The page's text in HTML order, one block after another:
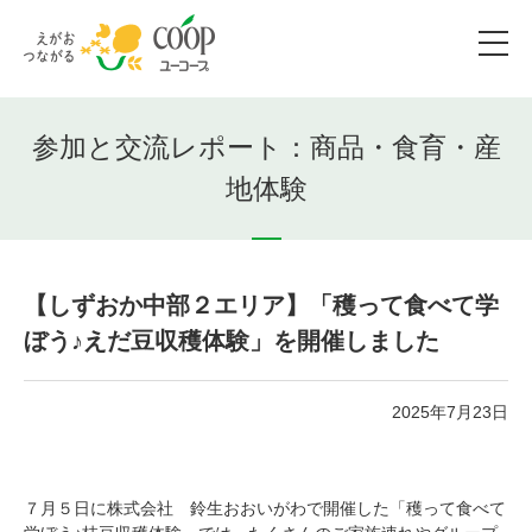
参加と交流レポート：商品・食育・産
地体験
【しずおか中部２エリア】「穫って食べて学
ぼう♪えだ豆収穫体験」を開催しました
2025年7月23日
７月５日に株式会社 鈴生おおいがわで開催した「穫って食べて